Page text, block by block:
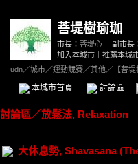
菩堤樹瑜珈
市長： 菩堤心 副市長
加入本城市
推薦本城
udn／城市／運動競賽／其他／ 【菩
本城市首頁 討論區
討論區／放鬆法, Relaxation
大休息勢, Shavasana